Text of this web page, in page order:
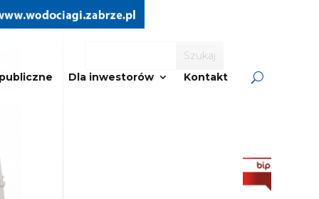
Dla inwestorów Kontakt
Szukaj